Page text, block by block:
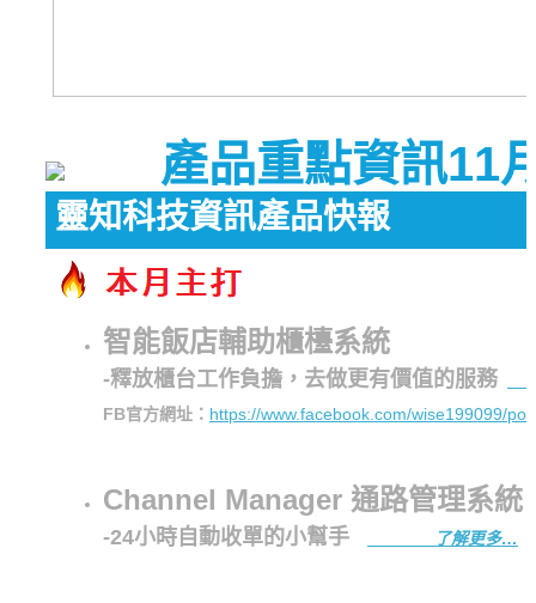
產品重點資訊11
靈知科技資訊產品快報
智能飯店輔助櫃檯系統
-釋放櫃台工作負擔，去做更有價值的服務
FB官方網址： https://www.facebook.com/wise199099/
Channel Manager 通路管理系統
-24小時自動收單的小幫手 了解更多…